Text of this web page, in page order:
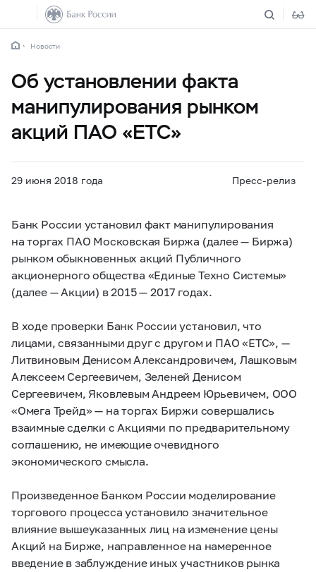
Новости
Об установлении факта
манипулирования рынком
акций ПАО «ЕТС»
29 июня 2018 года Пресс-релиз
Банк России установил факт манипулирования
на торгах ПАО Московская Биржа (далее — Биржа)
рынком обыкновенных акций Публичного
акционерного общества «Единые Техно Системы»
(далее — Акции) в 2015 — 2017 годах.
В ходе проверки Банк России установил, что
лицами, связанными друг с другом и ПАО «ЕТС», —
Литвиновым Денисом Александровичем, Лашковым
Алексеем Сергеевичем, Зеленей Денисом
Сергеевичем, Яковлевым Андреем Юрьевичем, ООО
«Омега Трейд» — на торгах Биржи совершались
взаимные сделки с Акциями по предварительному
соглашению, не имеющие очевидного
экономического смысла.
Произведенное Банком России моделирование
торгового процесса установило значительное
влияние вышеуказанных лиц на изменение цены
Акций на Бирже, направленное на намеренное
введение в заблуждение иных участников рынка